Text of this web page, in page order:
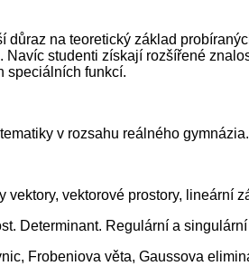
důraz na teoretický základ
Navíc studenti získají rozšířené
speciálních funkcí.
v rozsahu reálného gymnázia.
vektory, vektorové prostory, lineární
Determinant. Regulární a
Frobeniova věta, Gaussova